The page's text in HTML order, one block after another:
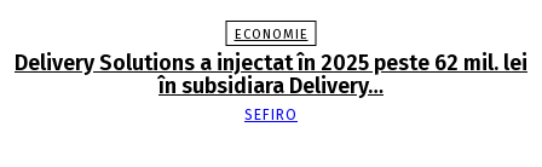
ECONOMIE
Delivery Solutions a injectat în 2025 peste 62 mil. lei
în subsidiara Delivery…
SEFIRO